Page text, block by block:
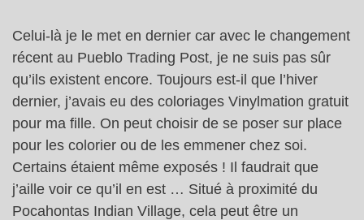
Celui-là je le met en dernier car avec le changement
récent au Pueblo Trading Post, je ne suis pas sûr
qu’ils existent encore. Toujours est-il que l’hiver
dernier, j’avais eu des coloriages Vinylmation gratuit
pour ma fille. On peut choisir de se poser sur place
pour les colorier ou de les emmener chez soi.
Certains étaient même exposés ! Il faudrait que
j’aille voir ce qu’il en est … Situé à proximité du
Pocahontas Indian Village, cela peut être un